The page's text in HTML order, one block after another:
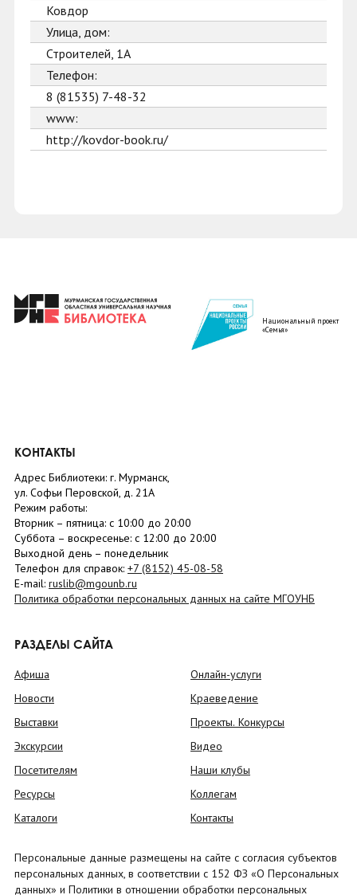
Ковдор
Улица, дом:
Строителей, 1А
Телефон:
8 (81535) 7-48-32
www:
http://kovdor-book.ru/
Национальный проект
«Семья»
КОНТАКТЫ
Адрес Библиотеки: г. Мурманск,
ул. Софьи Перовской, д. 21А
Режим работы:
Вторник – пятница: с 10:00 до 20:00
Суббота – воскресенье: c 12:00 до 20:00
Выходной день – понедельник
Телефон для справок: +7 (8152) 45-08-58
E-mail: ruslib@mgounb.ru
Политика обработки персональных данных на сайте МГОУНБ
РАЗДЕЛЫ САЙТА
Афиша
Новости
Выставки
Экскурсии
Посетителям
Ресурсы
Каталоги
Онлайн-услуги
Краеведение
Проекты. Конкурсы
Видео
Наши клубы
Коллегам
Контакты
Персональные данные размещены на сайте с согласия субъектов
персональных данных, в соответствии с 152 ФЗ «О Персональных
данных» и Политики в отношении обработки персональных